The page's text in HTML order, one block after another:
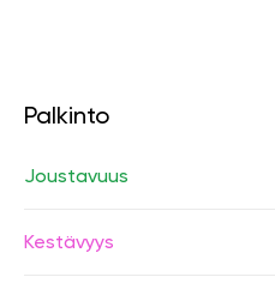
Palkinto
Joustavuus
Kestävyys